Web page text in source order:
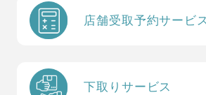
店舗受取予約サービス
下取りサービス